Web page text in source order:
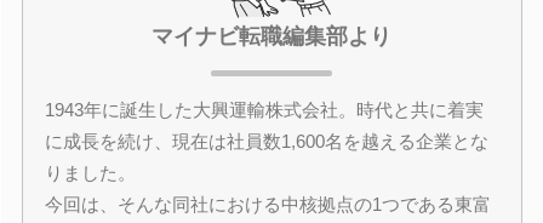
マイナビ転職編集部より
1943年に誕生した大興運輸株式会社。時代と共に着実
に成長を続け、現在は社員数1,600名を越える企業とな
りました。
今回は、そんな同社における中核拠点の1つである東富